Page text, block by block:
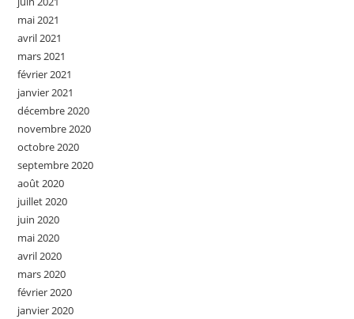
mai 2021
avril 2021
mars 2021
février 2021
janvier 2021
décembre 2020
novembre 2020
octobre 2020
septembre 2020
août 2020
juillet 2020
juin 2020
mai 2020
avril 2020
mars 2020
février 2020
janvier 2020